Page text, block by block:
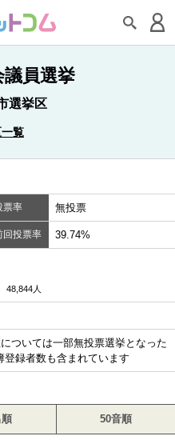
議員選挙
選挙区
覧
票率 無投票
回投票率 39.74%
48,844人
ついては一部無投票選挙となった
登録者数も含まれています
順 50音順